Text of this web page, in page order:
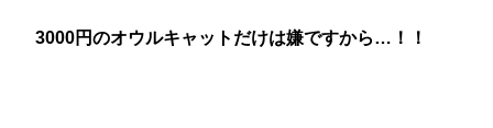
3000円のオウルキャットだけは嫌ですから…！！